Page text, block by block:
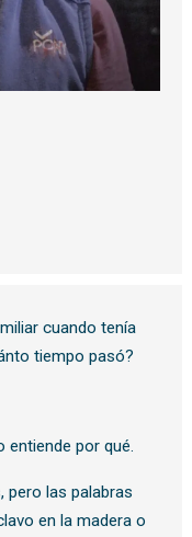
cuando tenía
tiempo pasó?
entiende por qué.
pero las palabras
en la madera o